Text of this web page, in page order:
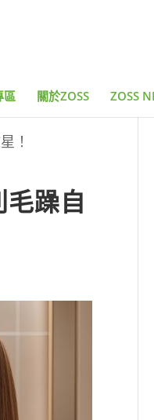
區 關於ZOSS ZOSS
！
毛躁自